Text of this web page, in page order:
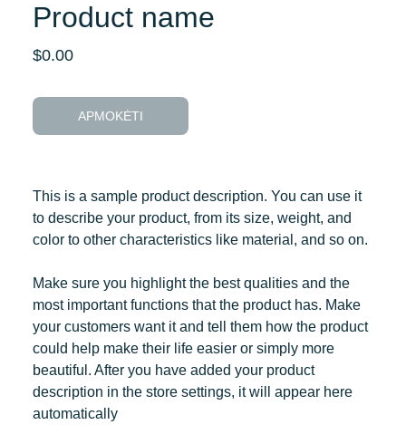
Product name
$0.00
APMOKĖTI
This is a sample product description. You can use it
to describe your product, from its size, weight, and
color to other characteristics like material, and so on.
Make sure you highlight the best qualities and the
most important functions that the product has. Make
your customers want it and tell them how the product
could help make their life easier or simply more
beautiful. After you have added your product
description in the store settings, it will appear here
automatically